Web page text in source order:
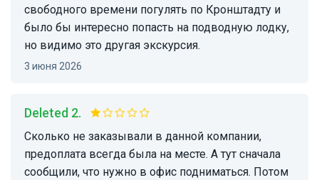
свободного времени погулять по Кронштадту и
было бы интересно попасть на подводную лодку,
но видимо это другая экскурсия.
3 июня 2026
Deleted 2.
Сколько не заказывали в данной компании,
предоплата всегда была на месте. А тут сначала
сообщили, что нужно в офис подниматься. Потом